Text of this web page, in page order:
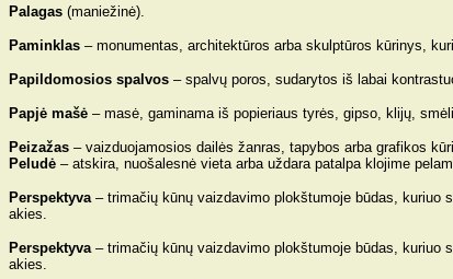
Palagas (maniežinė).
Paminklas – monumentas, architektūros arba skulptūros kūrinys,
Papildomosios spalvos – spalvų poros, sudarytos iš labai
Papjė mašė – masė, gaminama iš popieriaus tyrės, gipso, klijų,
Peizažas – vaizduojamosios dailės žanras, tapybos arba grafikos
Peludė – atskira, nuošalesnė vieta arba uždara patalpa klojime
Perspektyva – trimačių kūnų vaizdavimo plokštumoje būdas, kuriuo
akies.
Perspektyva – trimačių kūnų vaizdavimo plokštumoje būdas, kuriuo
akies.